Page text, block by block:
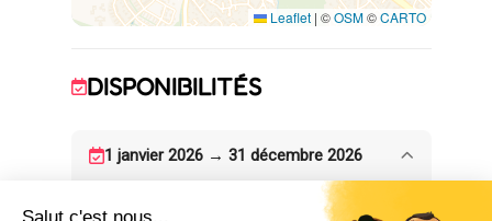
Leaflet | ©OSM©CARTO
DISPONIBILITÉS
1 janvier 2026 → 31 décembre 2026